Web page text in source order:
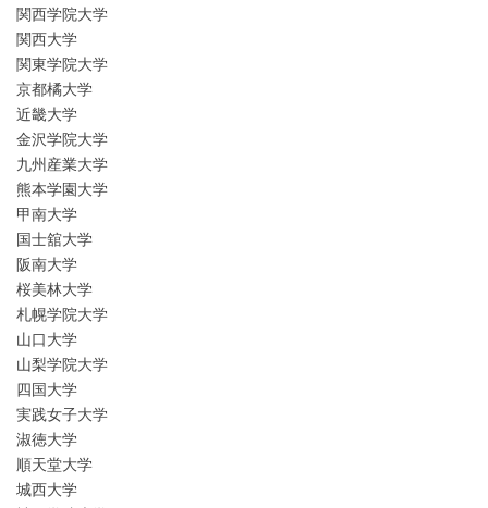
関西学院大学
関西大学
関東学院大学
京都橘大学
近畿大学
金沢学院大学
九州産業大学
熊本学園大学
甲南大学
国士舘大学
阪南大学
桜美林大学
札幌学院大学
山口大学
山梨学院大学
四国大学
実践女子大学
淑徳大学
順天堂大学
城西大学